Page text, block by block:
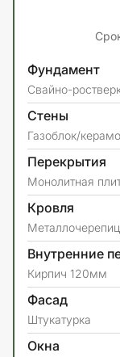
Фундамент
Свайно-
Стены
Газоблок/
Перекрытия
Монолитная
Кровля
Внутренние
Кирпич 120мм
Фасад
Штукатурка
Окна